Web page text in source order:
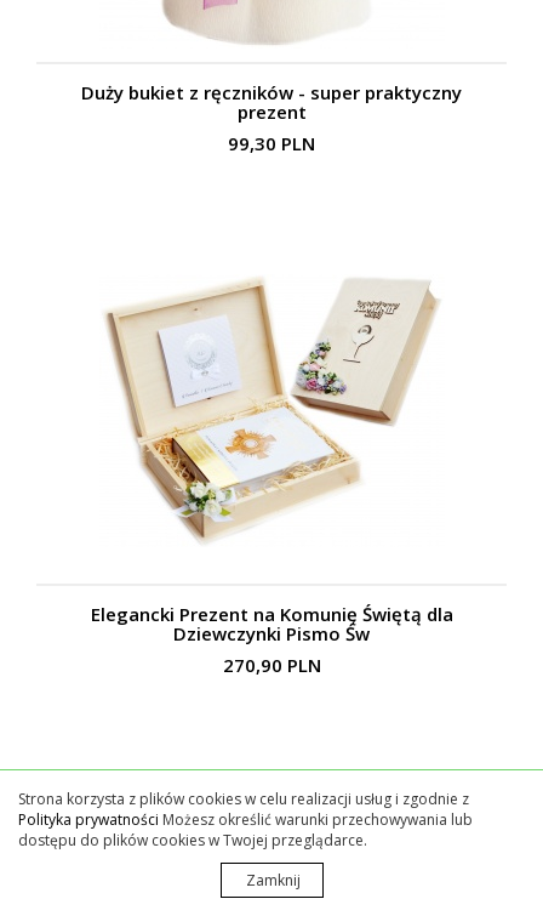
Duży bukiet z ręczników - super praktyczny
prezent
99,30 PLN
Elegancki Prezent na Komunię Świętą dla
Dziewczynki Pismo Św
270,90 PLN
Strona korzysta z plików cookies w celu realizacji usług i zgodnie z
Polityka prywatności Możesz określić warunki przechowywania lub
dostępu do plików cookies w Twojej przeglądarce.
Zamknij